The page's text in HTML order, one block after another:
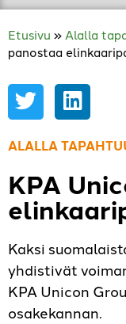
Etusivu » Alalla
panostaa
ALALLA
KPA
Kaksi
yhdistivät
KPA Unicon
osakekannan.